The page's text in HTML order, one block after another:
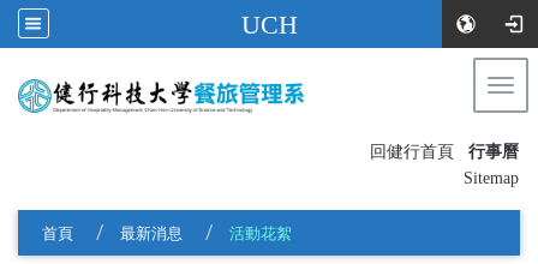
UCH
回健行首頁
行事曆
Sitemap
首頁 最新消息 活動花絮